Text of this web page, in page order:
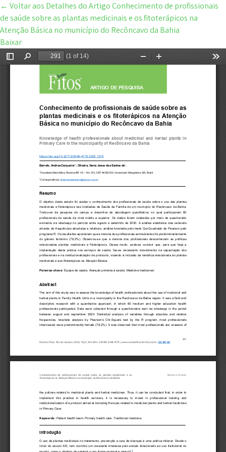
← Voltar aos Detalhes do ArtigoConhecimento de profissionais
de saúde sobre as plantas medicinais e os fitoterápicos na
Atenção Básica no município do Recôncavo da Bahia
Baixar